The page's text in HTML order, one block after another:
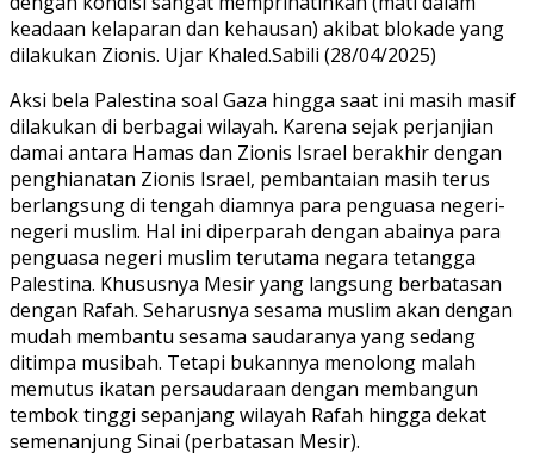
keadaan kelaparan dan kehausan) akibat blokade yang
dilakukan Zionis. Ujar Khaled.Sabili (28/04/2025)
Aksi bela Palestina soal Gaza hingga saat ini masih masif
dilakukan di berbagai wilayah. Karena sejak perjanjian
damai antara Hamas dan Zionis Israel berakhir dengan
penghianatan Zionis Israel, pembantaian masih terus
berlangsung di tengah diamnya para penguasa negeri-
negeri muslim. Hal ini diperparah dengan abainya para
penguasa negeri muslim terutama negara tetangga
Palestina. Khususnya Mesir yang langsung berbatasan
dengan Rafah. Seharusnya sesama muslim akan dengan
mudah membantu sesama saudaranya yang sedang
ditimpa musibah. Tetapi bukannya menolong malah
memutus ikatan persaudaraan dengan membangun
tembok tinggi sepanjang wilayah Rafah hingga dekat
semenanjung Sinai (perbatasan Mesir).